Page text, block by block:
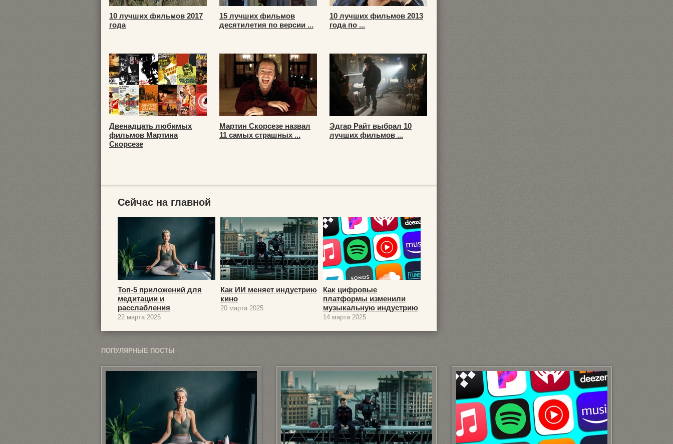
10 лучших фильмов 2017
года
15 лучших фильмов
десятилетия по версии ...
10 лучших фильмов 2013
года по ...
Двенадцать любимых
фильмов Мартина
Скорсезе
Мартин Скорсезе назвал
11 самых страшных ...
Эдгар Райт выбрал 10
лучших фильмов ...
Сейчас на главной
Топ-5 приложений для
медитации и
расслабления
22 марта 2025
Как ИИ меняет индустрию
кино
20 марта 2025
Как цифровые
платформы изменили
музыкальную индустрию
14 марта 2025
ПОПУЛЯРНЫЕ ПОСТЫ